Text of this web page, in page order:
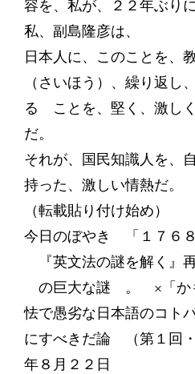
容を、私が、２２年ぶり
私、副島隆彦は、
日本人に、このことを
（さいほう）、繰り返し
る ことを、堅く、激し
だ。
それが、国民知識人を、
持った、激しい情熱だ。
（転載貼り付け始め）
今日のぼやき 「１７６
『英文法の謎を解く』
の巨大な謎 。 ×「か
怯で愚劣な日本語のコト
にすべきだ論 （第１回
年８月２２日